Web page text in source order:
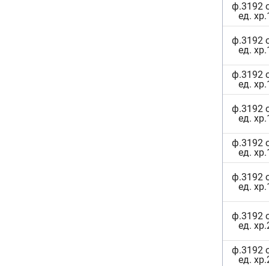
ф.3192
ед.
ф.3192
ед.
ф.3192
ед.
ф.3192
ед.
ф.3192
ед.
ф.3192
ед.
ф.3192
ед.
ф.3192
ед.